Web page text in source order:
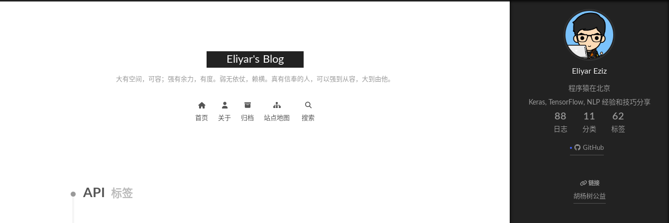
Eliyar's Blog
大有空间，可容；强有余力，有度。弱无依仗，赖横。真有信奉的人，可以强到从容，大到由他。
首页 关于 归档 站点地图 搜索
Eliyar Eziz
程序猿在北京
Keras, TensorFlow, NLP 经验和技巧分享
88
日志
11
分类
62
标签
GitHub
链接
胡杨树公益
API 标签